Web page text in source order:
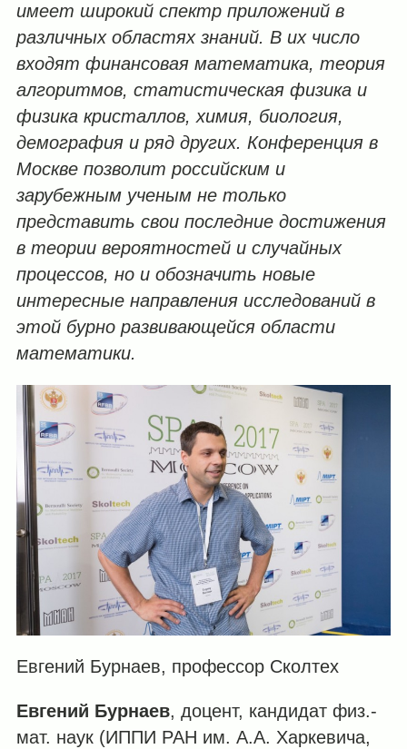
имеет широкий спектр приложений в
различных областях знаний. В их число
входят финансовая математика, теория
алгоритмов, статистическая физика и
физика кристаллов, химия, биология,
демография и ряд других. Конференция в
Москве позволит российским и
зарубежным ученым не только
представить свои последние достижения
в теории вероятностей и случайных
процессов, но и обозначить новые
интересные направления исследований в
этой бурно развивающейся области
математики.
Евгений Бурнаев, профессор Сколтех
Евгений Бурнаев, доцент, кандидат физ.-
мат. наук (ИППИ РАН им. А.А. Харкевича,